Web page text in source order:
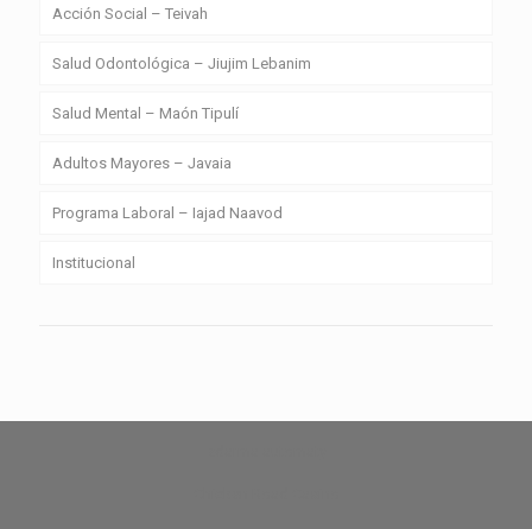
Acción Social – Teivah
Salud Odontológica – Jiujim Lebanim
Salud Mental – Maón Tipulí
Adultos Mayores – Javaia
Programa Laboral – Iajad Naavod
Institucional